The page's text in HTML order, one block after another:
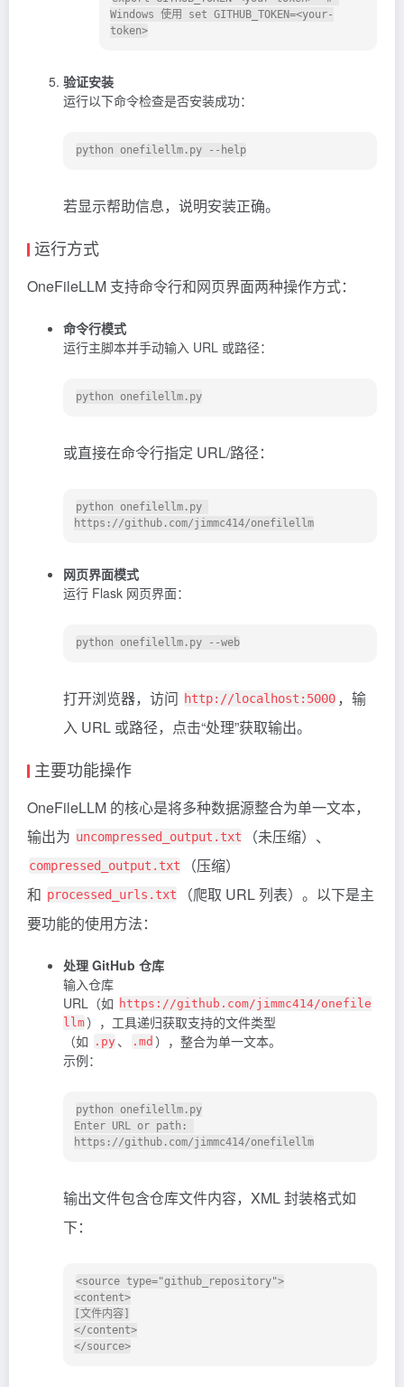
Windows 使用 set GITHUB_TOKEN=<your-
验证安装
运行以下命令检查是否安装成功：
若显示帮助信息，说明安装正确。
运行方式
OneFileLLM 支持命令行和网页界面两种操作方式：
命令行模式
运行主脚本并手动输入 URL 或路径：
或直接在命令行指定 URL/路径：
python onefilellm.py
网页界面模式
运行 Flask 网页界面：
打开浏览器，访问 http://localhost:5000 ，输
入 URL 或路径，点击“处理”获取输出。
主要功能操作
OneFileLLM 的核心是将多种数据源整合为单一文本，
输出为 uncompressed_output.txt （未压缩）、
compressed_output.txt
（压缩）
和 processed_urls.txt
（爬取 URL 列表）。以下是主
要功能的使用方法：
处理 GitHub 仓库
输入仓库
URL（如 https://github.com/jimmc414/onefile
llm ），工具递归获取支持的文件类型
（如
.py 、 .md ），整合为单一文本。
示例：
python onefilellm.py
Enter URL or path:
输出文件包含仓库文件内容，XML 封装格式如
下：
<source type="github_repository">
<content>
[文件内容]
</content>